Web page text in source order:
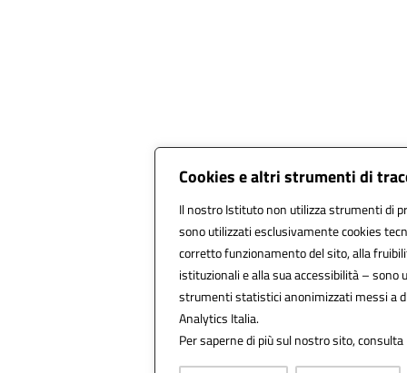
Cookies e altri strumenti di
Il nostro Istituto non utilizza strumenti di
sono utilizzati esclusivamente cookies
corretto funzionamento del sito, alla
istituzionali e alla sua accessibilità – sono
strumenti statistici anonimizzati messi a
Analytics Italia.
Per saperne di più sul nostro sito,